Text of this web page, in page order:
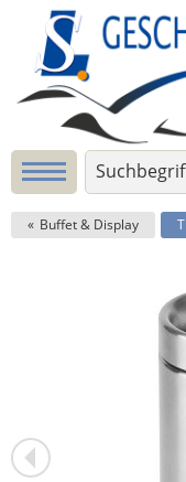
Buffet & Display